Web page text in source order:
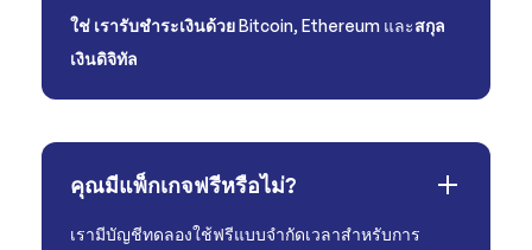
ใช่ เรารับชำระเงินด้วยBitcoin, Ethereum และสกุล
เงินดิจิทัล
คุณมีแพ็กเกจฟรีหรือไม่?
เรามีบัญชีทดลองใช้ฟรีแบบจำกัดเวลาสำหรับการ